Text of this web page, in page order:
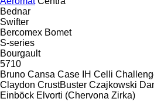
Bednar
Swifter
Bercomex Bomet
S-series
Bourgault
5710
Bruno Cansa Case IH Celli
Claydon CrustBuster Czajkowski
Einböck Elvorti (Chervona Zirka)